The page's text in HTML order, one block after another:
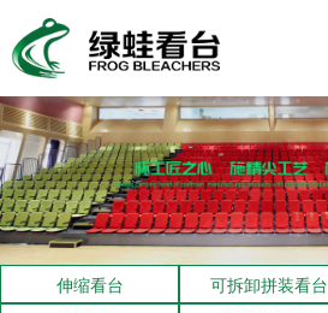
伸缩看台 可拆卸拼装看台